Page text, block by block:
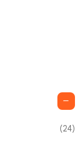
(24)